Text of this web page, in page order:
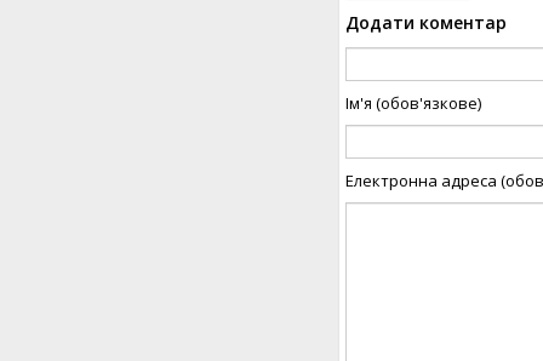
Додати коментар
Ім'я (обов'язкове)
Електронна адреса